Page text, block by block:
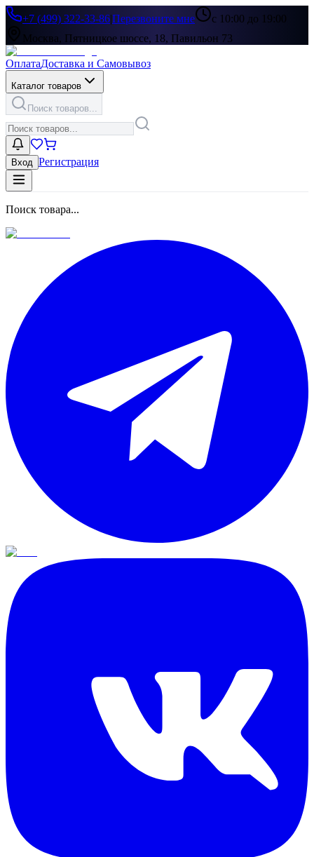
+7 (499) 322-33-86|Перезвоните мне
с 10:00 до 19:00
Москва, Пятницкое шоссе, 18, Павильон 73
ОплатаДоставка и Самовывоз
Каталог товаров
Поиск товаров...
Вход Регистрация
Поиск товара...